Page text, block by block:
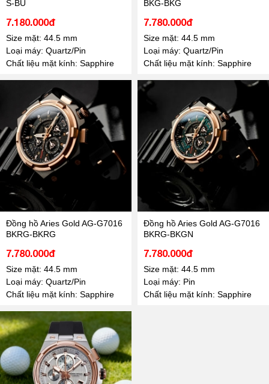
S-BU
7.180.000đ
Size mặt: 44.5 mm
Loại máy: Quartz/Pin
Chất liệu mặt kính: Sapphire
BKG-BKG
7.780.000đ
Size mặt: 44.5 mm
Loại máy: Quartz/Pin
Chất liệu mặt kính: Sapphire
Đồng hồ Aries Gold AG-G7016
BKRG-BKRG
7.780.000đ
Size mặt: 44.5 mm
Loại máy: Quartz/Pin
Chất liệu mặt kính: Sapphire
Đồng hồ Aries Gold AG-G7016
BKRG-BKGN
7.780.000đ
Size mặt: 44.5 mm
Loại máy: Pin
Chất liệu mặt kính: Sapphire